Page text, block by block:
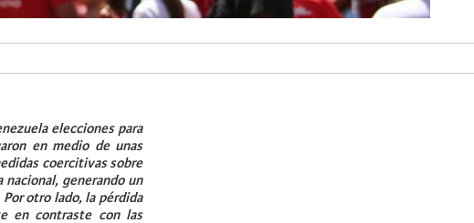
elecciones para
en medio de unas
coercitivas sobre
generando un
otro lado, la pérdida
en contraste con las